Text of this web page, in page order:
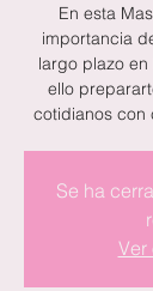
En esta
importancia
largo plazo
ello
cotidianos con
Se ha
Ver